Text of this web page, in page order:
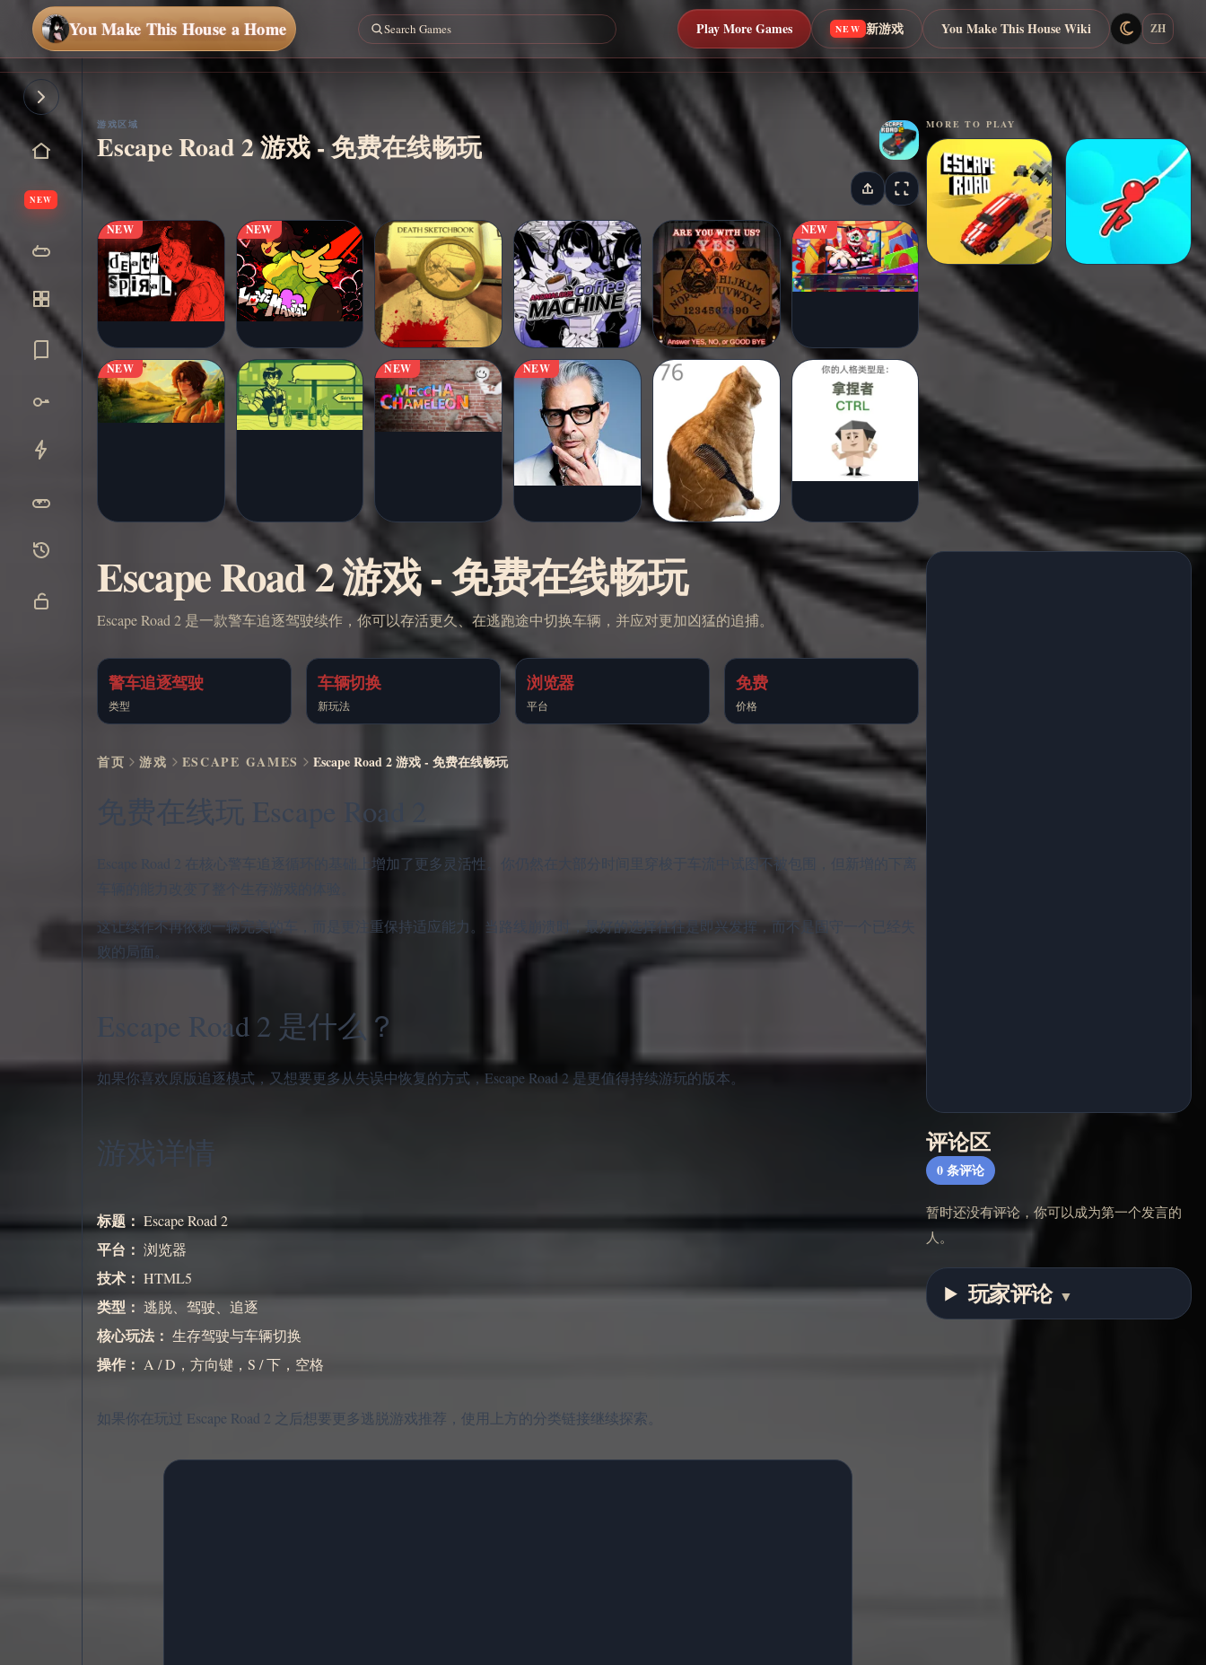
You Make This House a Home Play More Games NEW 新游戏 You Make This House Wiki ZH
NEW▶ 立即开
始
游戏区域
Escape Road 2 游戏 - 免费在线畅玩
NEW NEW NEW
NEW NEW NEW
MORE TO PLAY
Escape Road 2 游戏 - 免费在线畅玩
Escape Road 2 是一款警车追逐驾驶续作，你可以存活更久、在逃跑途中切换车辆，并应对更加凶猛的追捕。
警车追逐驾驶
类型
车辆切换
新玩法
浏览器
平台
免费
价格
首页 游戏 ESCAPE GAMES Escape Road 2 游戏 - 免费在线畅玩
免费在线玩 Escape Road 2
Escape Road 2 在核心警车追逐循环的基础上增加了更多灵活性。你仍然在大部分时间里穿梭于车流中试图不被包围，但新增的下离
这让续作不再依赖一辆完美的车，而是更注重保持适应能力。当路线崩溃时，最好的选择往往是即兴发挥，而不是固守一个已经失
败的局面。
Escape Road 2 是什么？
如果你喜欢原版追逐模式，又想要更多从失误中恢复的方式，Escape Road 2 是更值得持续游玩的版本。
游戏详情
标题： Escape Road 2
平台： 浏览器
技术： HTML5
类型： 逃脱、驾驶、追逐
核心玩法： 生存驾驶与车辆切换
操作： A / D，方向键，S / 下，空格
如果你在玩过 Escape Road 2 之后想要更多逃脱游戏推荐，使用上方的分类链接继续探索。
评论区
0 条评论
暂时还没有评论，你可以成为第一个发言的
人。
玩家评论 ▼